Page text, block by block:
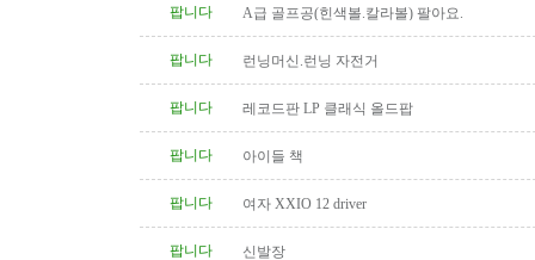
팝니다 A급 골프공(힌색볼.칼라볼) 팔아요.
팝니다 런닝머신.런닝 자전거
팝니다 레코드판 LP 클래식 올드팝
팝니다 아이들 책
팝니다 여자 XXIO 12 driver
팝니다 신발장